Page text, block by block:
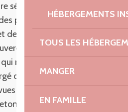
HÉBERGEMENTS
TOUS LES
MANGER
EN FAMILLE
séjour en Bretagne.
plages prestigieuses de la
des ruelles pittoresques de
une collection d’hôtels
n’attendent que vous.
dans le charme d’un
époustouflantes sur la
chaleureuse vous